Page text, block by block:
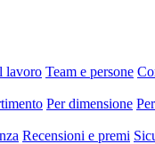
lavoro Team e persone
Per dimensione
Recensioni e premi